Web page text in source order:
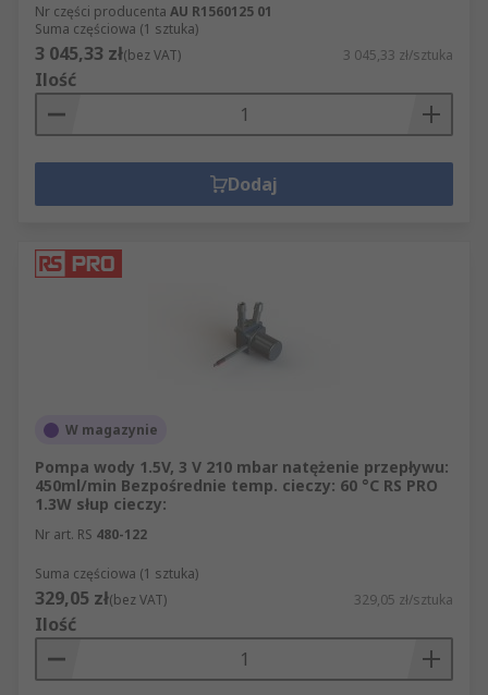
Nr części producenta AU R1560125 01
Suma częściowa (1 sztuka)
3 045,33 zł(bez VAT) 3 045,33 zł/sztuka
Ilość
Dodaj
W magazynie
Pompa wody 1.5V, 3 V 210 mbar natężenie przepływu:
450ml/min Bezpośrednie temp. cieczy: 60 °C RS PRO
1.3W słup cieczy:
Nr art. RS 480-122
Suma częściowa (1 sztuka)
329,05 zł(bez VAT) 329,05 zł/sztuka
Ilość